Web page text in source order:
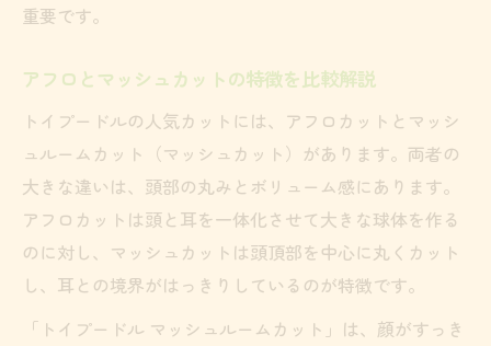
重要です。
アフロとマッシュカットの特徴を比較解説
トイプードルの人気カットには、アフロカットとマッシ
ュルームカット（マッシュカット）があります。両者の
大きな違いは、頭部の丸みとボリューム感にあります。
アフロカットは頭と耳を一体化させて大きな球体を作る
のに対し、マッシュカットは頭頂部を中心に丸くカット
し、耳との境界がはっきりしているのが特徴です。
「トイプードル マッシュルームカット」は、顔がすっき